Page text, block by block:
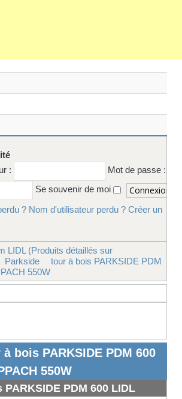
:
Mot de passe :
Se souvenir de moi
? Nom d'utilisateur perdu ? Créer un
LIDL (Produits détaillés sur
Parkside
tour à bois PARKSIDE PDM
550W
bois PARKSIDE PDM 600
550W
PDM 600 LIDL